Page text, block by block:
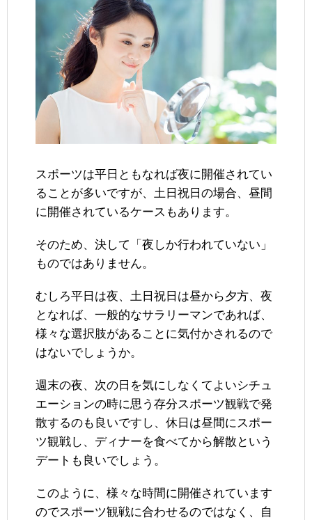
スポーツは平日ともなれば夜に開催されてい
ることが多いですが、土日祝日の場合、昼間
に開催されているケースもあります。
そのため、決して「夜しか行われていない」
ものではありません。
むしろ平日は夜、土日祝日は昼から夕方、夜
となれば、一般的なサラリーマンであれば、
様々な選択肢があることに気付かされるので
はないでしょうか。
週末の夜、次の日を気にしなくてよいシチュ
エーションの時に思う存分スポーツ観戦で発
散するのも良いですし、休日は昼間にスポー
ツ観戦し、ディナーを食べてから解散という
デートも良いでしょう。
このように、様々な時間に開催されています
のでスポーツ観戦に合わせるのではなく、自